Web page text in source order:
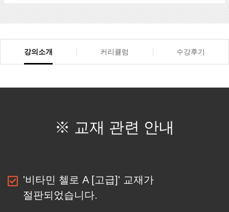
강의소개 커리큘럼 수강후기
※ 교재 관련 안내
'비타민 첼로 A [고급]' 교재가
절판되었습니다.